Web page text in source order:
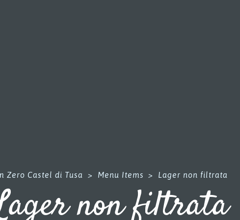
Zero Castel di Tusa > Menu Items > Lager non filtrata
non filtrata